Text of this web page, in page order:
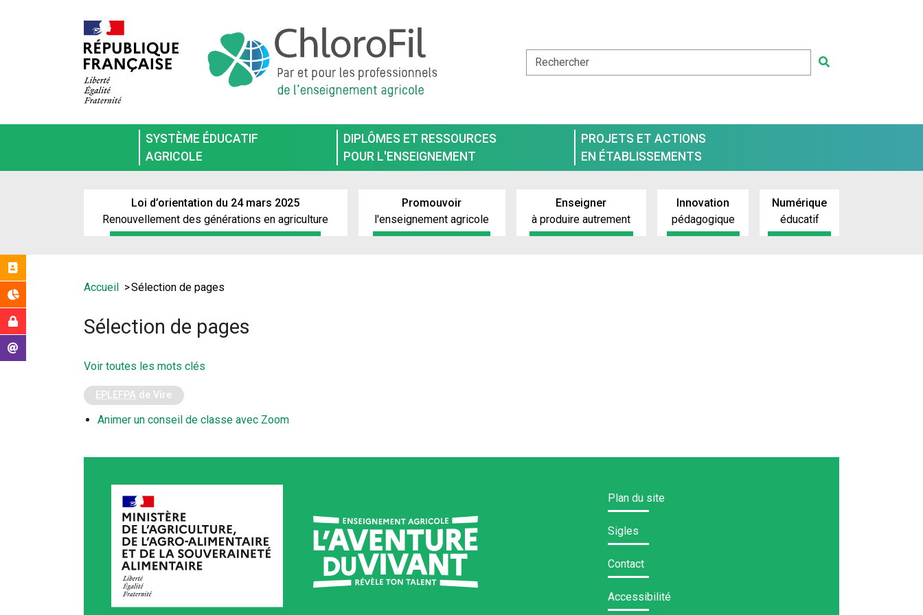
SYSTÈME ÉDUCATIF
AGRICOLE
DIPLÔMES ET RESSOURCES
POUR L'ENSEIGNEMENT
PROJETS ET ACTIONS
EN ÉTABLISSEMENTS
Loi d’orientation du 24 mars 2025
Renouvellement des générations en agriculture
Promouvoir
l'enseignement agricole
Enseigner
à produire autrement
Innovation
pédagogique
Numérique
éducatif
Intranet MAA
Vous
:
Accueil Sélection de pages
Sélection de pages
Voir toutes les mots clés
EPLEFPA de Vire
Animer un conseil de classe avec Zoom
Plan du site
Sigles
Contact
Accessibilité